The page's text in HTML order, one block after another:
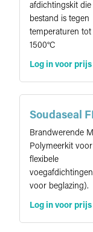
afdichtingskit die
bestand is tegen
temperaturen tot
1500°C
Log in voor prijs
Soudaseal
Brandwerende
Polymeerkit voor
flexibele
voor beglazing).
Log in voor prijs